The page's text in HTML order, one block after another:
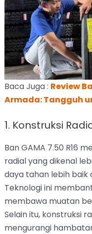
Baca Juga : Review
Armada: Tangguh
1. Konstruksi
Ban GAMA 7.50 R16
radial yang dikenal
daya tahan lebih baik
Teknologi ini
membawa muatan
Selain itu, konstruksi
mengurangi